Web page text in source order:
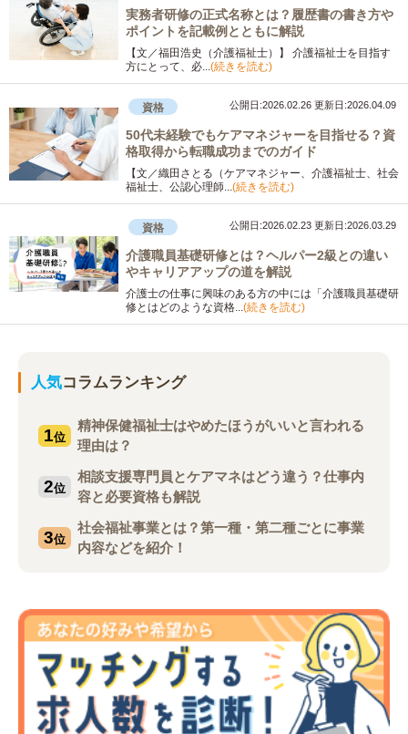
実務者研修の正式名称とは？履歴書の書き方や
ポイントを記載例とともに解説
【文／福田浩史（介護福祉士）】 介護福祉士を目指す
方にとって、必...(続きを読む)
資格 公開日:2026.02.26 更新日:2026.04.09
50代未経験でもケアマネジャーを目指せる？資
格取得から転職成功までのガイド
【文／織田さとる（ケアマネジャー、介護福祉士、社会
福祉士、公認心理師...(続きを読む)
資格 公開日:2026.02.23 更新日:2026.03.29
介護職員基礎研修とは？ヘルパー2級との違い
やキャリアアップの道を解説
介護士の仕事に興味のある方の中には「介護職員基礎研
修とはどのような資格...(続きを読む)
人気コラムランキング
1位
精神保健福祉士はやめたほうがいいと言われる
理由は？
2位
相談支援専門員とケアマネはどう違う？仕事内
容と必要資格も解説
3位
社会福祉事業とは？第一種・第二種ごとに事業
内容などを紹介！